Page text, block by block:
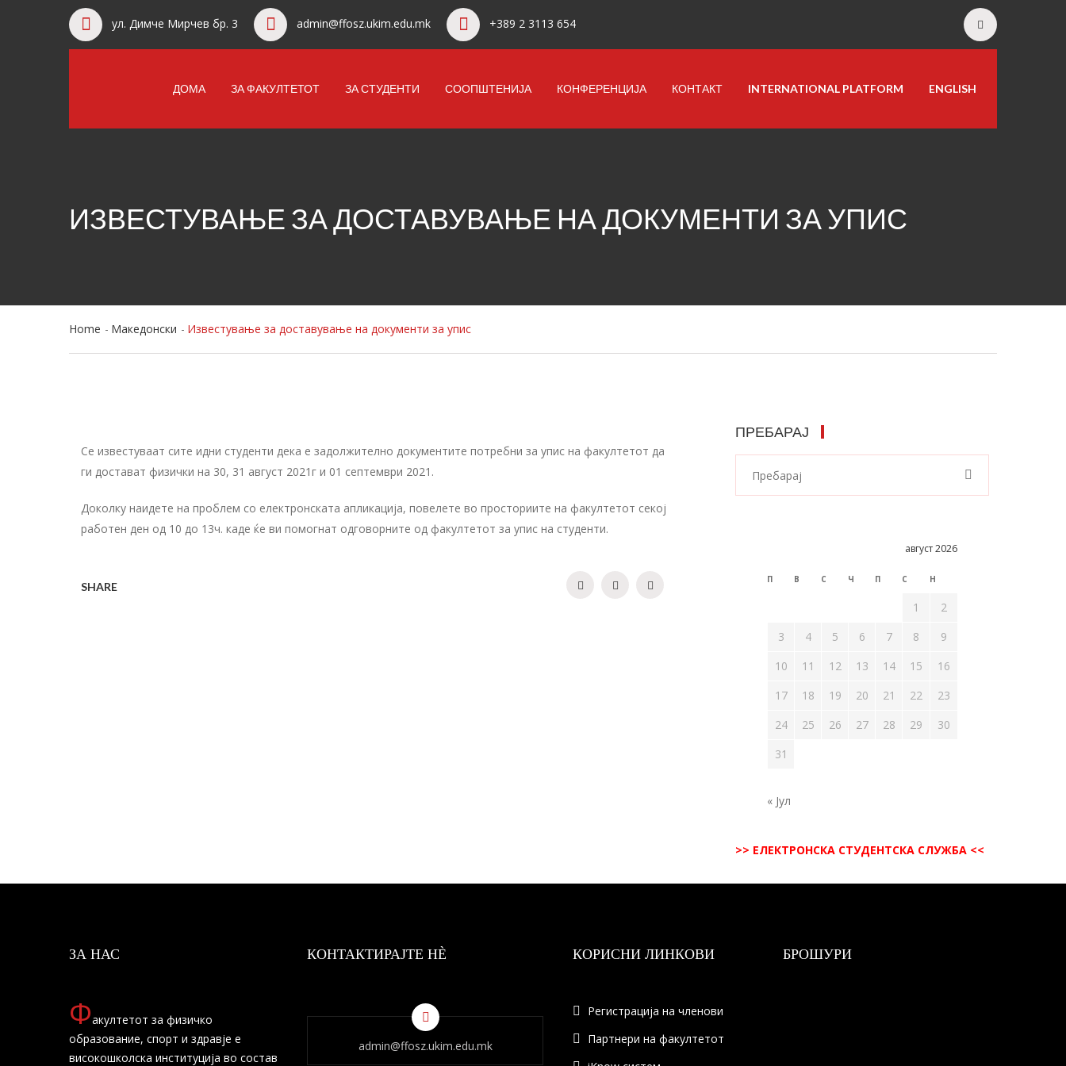
ул. Димче Мирчев бр. 3 admin@ffosz.ukim.edu.mk +389 2 3113 654
ДОМА ЗА ФАКУЛТЕТОТ ЗА СТУДЕНТИ СООПШТЕНИЈА КОНФЕРЕНЦИЈА КОНТАКТ INTERNATIONAL PLATFORM ENGLISH
ИЗВЕСТУВАЊЕ ЗА ДОСТАВУВАЊЕ НА ДОКУМЕНТИ ЗА УПИС
Home Македонски Известување за доставување на документи за упис
Се известуваат сите идни студенти дека е задолжително документите потребни за упис на факултетот да
ги достават физички на 30, 31 август 2021г и 01 септември 2021.
Доколку наидете на проблем со електронската апликација, повелете во просториите на факултетот секој
работен ден од 10 до 13ч. каде ќе ви помогнат одговорните од факултетот за упис на студенти.
SHARE
ПРЕБАРАЈ
август 2026
П В С Ч П С Н
1
2
3
4 5 6 7 8
9
10
11 12 13 14 15
16
17
18 19 20 21 22
23
24
25 26 27 28 29
30
31
« Јул
>> ЕЛЕКТРОНСКА СТУДЕНТСКА СЛУЖБА <<
ЗА НАС
Факултетот за физичко
образование, спорт и здравје е
високошколска институција во состав
КОНТАКТИРАЈТЕ НÈ
admin@ffosz.ukim.edu.mk
КОРИСНИ ЛИНКОВИ
Регистрација на членови
Партнери на факултетот
БРОШУРИ